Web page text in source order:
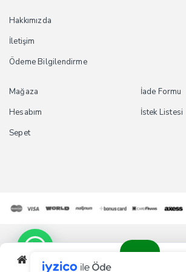
Hakkımızda
İletişim
Ödeme Bilgilendirme
Mağaza
Hesabım
Sepet
İade Formu
İstek Listesi
Tüm Hakları Saklıdır.